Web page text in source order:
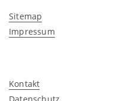
Sitemap
Impressum
Kontakt